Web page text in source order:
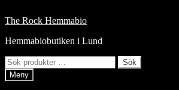
till
Hoppa
navigering
Hoppa
innehåll
The Rock Hemmabio
Hemmabiobutiken i Lund
Sök
efter:
Sök
Meny